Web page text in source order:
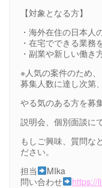
【対象となる方】
・海外在住の日本人
・在宅でできる業務
・副業や新しい働き
※人気の案件のため、
募集人数に達し次第
やる気のある方を募
説明会、個別面談に
もしご興味、質問な
ださい。
担当
MIka
問い合わせ
https://